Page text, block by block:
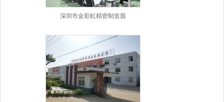
深圳市金彩虹精密制造股